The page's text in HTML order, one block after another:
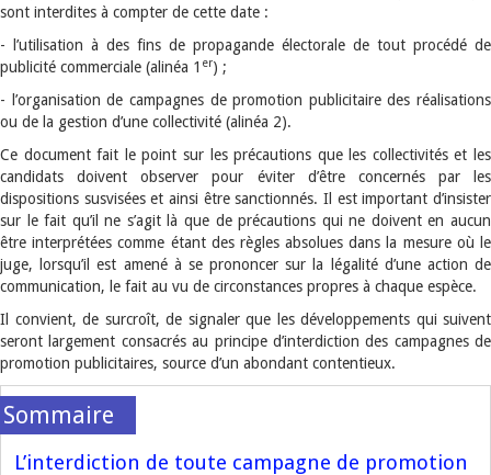
sont interdites à compter de cette date :
- l’utilisation à des fins de propagande électorale de tout procédé de
publicité commerciale (alinéa 1 er) ;
- l’organisation de campagnes de promotion publicitaire des réalisations
ou de la gestion d’une collectivité (alinéa 2).
Ce document fait le point sur les précautions que les collectivités et les
candidats doivent observer pour éviter d’être concernés par les
dispositions susvisées et ainsi être sanctionnés. Il est important d’insister
sur le fait qu’il ne s’agit là que de précautions qui ne doivent en aucun
être interprétées comme étant des règles absolues dans la mesure où le
juge, lorsqu’il est amené à se prononcer sur la légalité d’une action de
communication, le fait au vu de circonstances propres à chaque espèce.
Il convient, de surcroît, de signaler que les développements qui suivent
seront largement consacrés au principe d’interdiction des campagnes de
promotion publicitaires, source d’un abondant contentieux.
L’interdiction de toute campagne de promotion